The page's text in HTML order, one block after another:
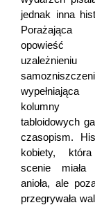
jednak inna
Porażająca
wypełniająca
kolumny
tabloidowych
czasopism.
kobiety,
scenie miała
anioła, ale
przegrywała